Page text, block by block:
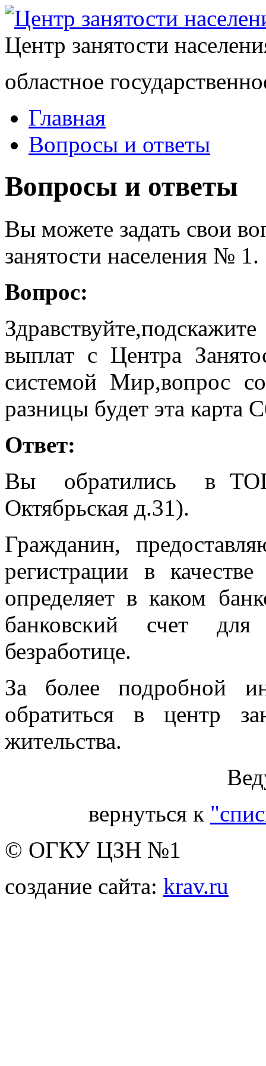
Центр занятости
областное
Главная
Вопросы и ответы
Вопросы и ответы
Вы можете задать свои
занятости населения № 1.
Вопрос:
выплат с Центра
системой Мир,вопрос
разницы будет эта карта
Ответ:
Вы обратились в
Октябрьская д.31).
Гражданин,
регистрации в качестве
определяет в каком
банковский счет
безработице.
За более подробной
обратиться в центр
жительства.
вернуться к
© ОГКУ ЦЗН №1
создание сайта: krav.ru